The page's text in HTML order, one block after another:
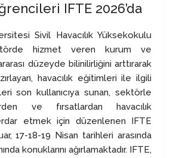
IFTE 2026’da
Sivil Havacılık Yüksekokulu
hizmet veren kurum ve
düzeyde bilinilirliğini arttırarak
havacılık eğitimleri ile ilgili
son kullanıcıya sunan, sektörle
ve fırsatlardan havacılık
etmek için düzenlenen IFTE
17-18-19 Nisan tarihleri arasında
konuklarını ağırlamaktadır. IFTE,